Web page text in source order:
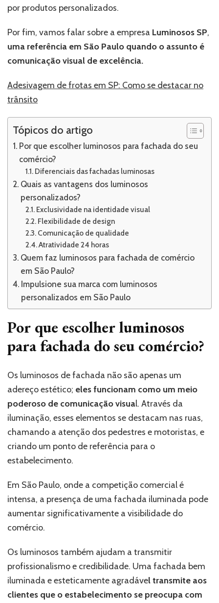
por produtos personalizados.
Por fim, vamos falar sobre a empresa Luminosos SP,
uma referência em São Paulo quando o assunto é
comunicação visual de excelência.
Adesivagem de frotas em SP: Como se destacar no
trânsito
Tópicos do artigo
Por que escolher luminosos para fachada do seu
comércio?
Diferenciais das fachadas luminosas
Quais as vantagens dos luminosos
personalizados?
Exclusividade na identidade visual
Flexibilidade de design
Comunicação de qualidade
Atratividade 24 horas
Quem faz luminosos para fachada de comércio
em São Paulo?
Impulsione sua marca com luminosos
personalizados em São Paulo
Por que escolher luminosos
para fachada do seu comércio?
Os luminosos de fachada não são apenas um
adereço estético; eles funcionam como um meio
poderoso de comunicação visual. Através da
iluminação, esses elementos se destacam nas ruas,
chamando a atenção dos pedestres e motoristas, e
criando um ponto de referência para o
estabelecimento.
Em São Paulo, onde a competição comercial é
intensa, a presença de uma fachada iluminada pode
aumentar significativamente a visibilidade do
comércio.
Os luminosos também ajudam a transmitir
profissionalismo e credibilidade. Uma fachada bem
iluminada e esteticamente agradável transmite aos
clientes que o estabelecimento se preocupa com